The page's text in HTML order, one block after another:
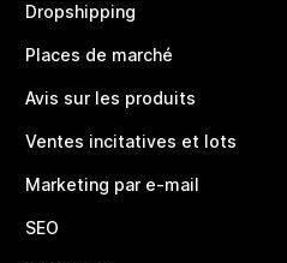
Dropshipping
Places de marché
Avis sur les produits
Ventes incitatives et lots
Marketing par e-mail
SEO